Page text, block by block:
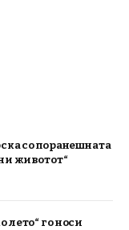
со поранешната
животот“
лето“ го носи